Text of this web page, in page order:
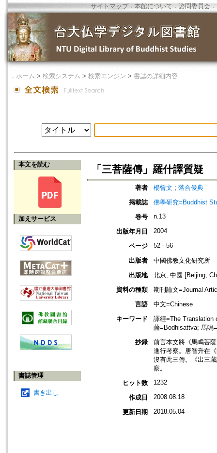
サイトマップ．本館について ． 諮問委員会 ．
． ホーム > 検索システム > 検索エンジン > 書誌の詳細内容
本文を読む
加えサービス
書誌管理
書き出し
「三菩薩傳」羅什譯質疑
著者 楊曾文 ; 落合俊典
掲載誌
佛學研究=Buddhist
巻号
n.13
出版年月日 2004
ページ 52 - 56
出版者
中國佛教文化研究所
出版地
北京, 中國 [Beijing,
資料の種類
期刊論文=Journal
言語
中文=Chinese
キーワード
譯經=The Translation
薩=Bodhisattva; 馬鳴
抄録
前言本文將《馬鳴菩
進行考察。唐智升在
沒有此三傳。《出三
察。
ヒット数
1232
作成日 2008.08.18
更新日期 2018.05.04